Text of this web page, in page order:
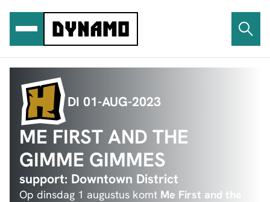
inhoud
DI 01-AUG-2023
ME FIRST AND THE
GIMME GIMMES
support: Downtown District
Op dinsdag 1 augustus komt Me First and the